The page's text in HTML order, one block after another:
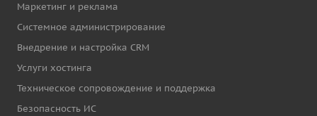
Маркетинг и реклама
Системное администрирование
Внедрение и настройка CRM
Услуги хостинга
Техническое сопровождение и поддержка
Безопасность ИС